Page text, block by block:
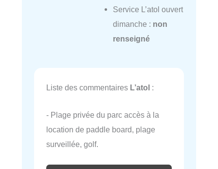
Service L’atol ouvert
dimanche : non
renseigné
Liste des commentaires L’atol :
- Plage privée du parc accès à la
location de paddle board, plage
surveillée, golf.